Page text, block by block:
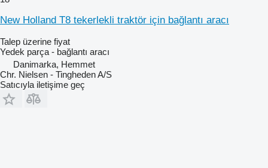
New Holland T8 tekerlekli traktör için bağlantı aracı
Talep üzerine fiyat
Yedek parça - bağlantı aracı
Danimarka, Hemmet
Chr. Nielsen - Tingheden A/S
Satıcıyla iletişime geç